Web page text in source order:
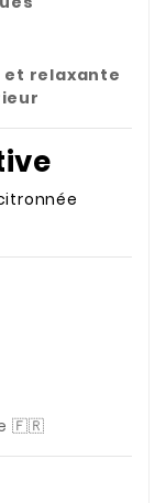
et relaxante
🇫🇷